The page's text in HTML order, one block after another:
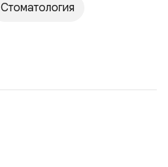
Стоматология